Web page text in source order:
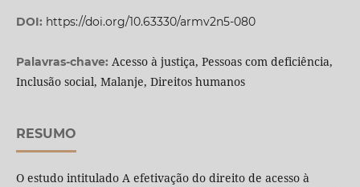
DOI: https://doi.org/10.63330/armv2n5-080
Palavras-chave: Acesso à justiça, Pessoas com deficiência,
Inclusão social, Malanje, Direitos humanos
RESUMO
O estudo intitulado A efetivação do direito de acesso à